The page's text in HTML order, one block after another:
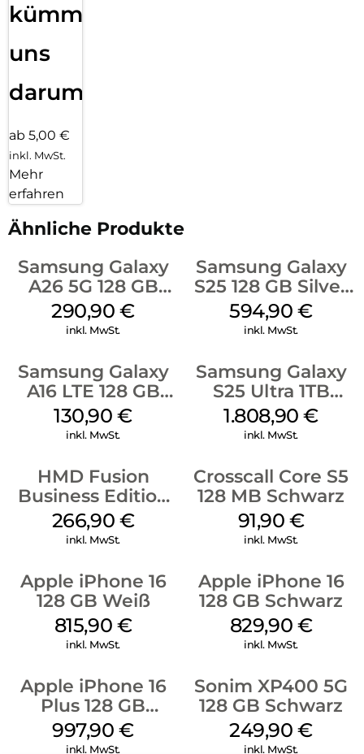
kümmern
uns
darum!
ab 5,00 €
inkl. MwSt.
Mehr
erfahren
Ähnliche Produkte
Samsung Galaxy
A26 5G 128 GB
Mint
290,90€
inkl. MwSt.
Samsung Galaxy
S25 128 GB Silver
Shadow
594,90€
inkl. MwSt.
Samsung Galaxy
A16 LTE 128 GB
Black
130,90€
inkl. MwSt.
Samsung Galaxy
S25 Ultra 1TB
Titanium Black
1.808,90€
inkl. MwSt.
HMD Fusion
Business Edition
256 GB Grey
266,90 €
inkl. MwSt.
Crosscall Core S5
128 MB Schwarz
91,90 €
inkl. MwSt.
Apple iPhone 16
128 GB Weiß
815,90 €
inkl. MwSt.
Apple iPhone 16
128 GB Schwarz
829,90 €
inkl. MwSt.
Apple iPhone 16
Plus 128 GB
Schwarz
997,90€
inkl. MwSt.
Sonim XP400 5G
128 GB Schwarz
249,90€
inkl. MwSt.